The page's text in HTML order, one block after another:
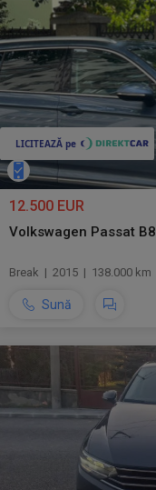
12.500 EUR
Volkswagen Passat
Break | 2015 | 138.000 km
Sună